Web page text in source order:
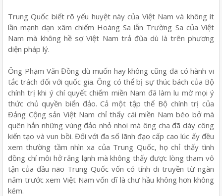
Trung Quốc biết rõ yếu huyệt này của Việt Nam và không ít
lần mạnh dạn xâm chiếm Hoàng Sa lẫn Trường Sa của Việt
Nam mà không hề sợ Việt Nam trả đũa dù là trên phương
diện pháp lý.
Ông Phạm Văn Đồng dù muốn hay không cũng đã có hành vi
tắc trách đối với quốc gia. Ông có thể bị sự thúc bách của Bộ
chính trị khi ý chí quyết chiếm miền Nam đã làm lu mờ mọi ý
thức chủ quyền biển đảo. Cả một tập thể Bộ chính trị của
Đảng Cộng sản Việt Nam chỉ thấy cái miền Nam béo bở mà
quên hẳn những vùng đảo nhỏ nhoi mà ông cha đã dày công
kiến tạo và vun bồi. Đối với đa số lãnh đạo cấp cao lúc ấy đều
xem thường tầm nhìn xa của Trung Quốc, họ chỉ thấy tình
đồng chí môi hở răng lạnh mà không thấy được lòng tham vô
tận của đầu não Trung Quốc vốn có tính di truyền từ ngàn
năm trước xem Việt Nam vốn dĩ là chư hầu không hơn không
kém.